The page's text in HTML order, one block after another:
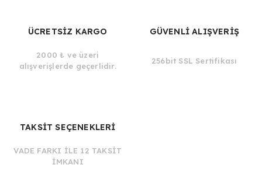
ÜCRETSİZ KARGO
2000 ₺ ve üzeri
alışverişlerde geçerlidir.
GÜVENLİ ALIŞVERİŞ
256bit SSL Sertifikası
TAKSİT SEÇENEKLERİ
VADE FARKI İLE 12 TAKSİT
İMKANI